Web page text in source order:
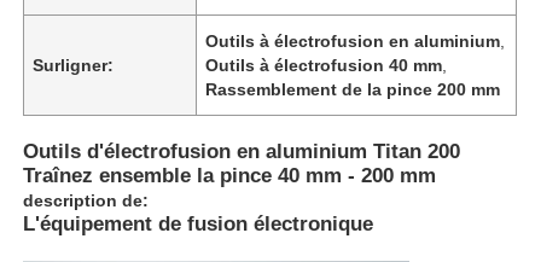
Surligner:
Outils à électrofusion en aluminium
Outils à électrofusion 40 mm
Rassemblement de la pince 200 mm
Outils d'électrofusion en aluminium Titan 200
Traînez ensemble la pince 40 mm - 200 mm
description de:
L'équipement de fusion électronique